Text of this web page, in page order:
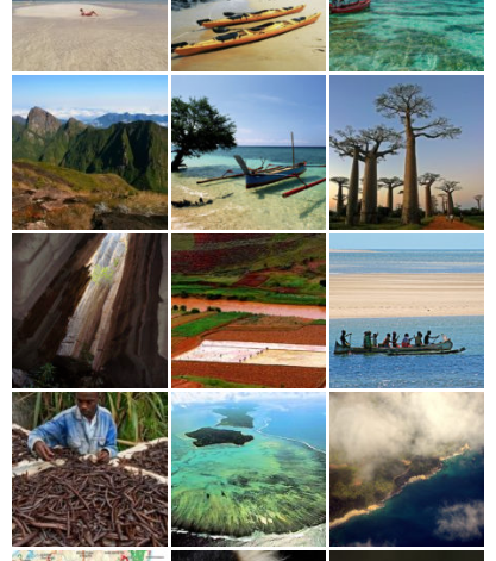
Nosy Bé und
umliegende Inseln
Vanilleküste und
Masoala
Antsiranana
(Diego Suarez)
und Umgebung
Der Norden und
die Vanilleküste
Von Morondava
nach Tuléar
Morondava
Tsingy bis
Morondava
Antananarivo
nach Miandrivazo
Tsiribihina und
Tsingy